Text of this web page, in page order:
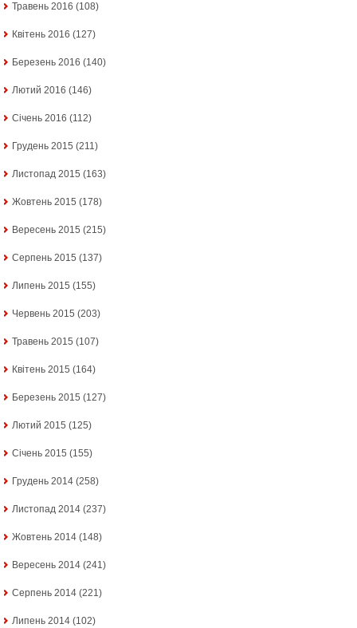
Травень 2016 (108)
Квітень 2016 (127)
Березень 2016 (140)
Лютий 2016 (146)
Січень 2016 (112)
Грудень 2015 (211)
Листопад 2015 (163)
Жовтень 2015 (178)
Вересень 2015 (215)
Серпень 2015 (137)
Липень 2015 (155)
Червень 2015 (203)
Травень 2015 (107)
Квітень 2015 (164)
Березень 2015 (127)
Лютий 2015 (125)
Січень 2015 (155)
Грудень 2014 (258)
Листопад 2014 (237)
Жовтень 2014 (148)
Вересень 2014 (241)
Серпень 2014 (221)
Липень 2014 (102)